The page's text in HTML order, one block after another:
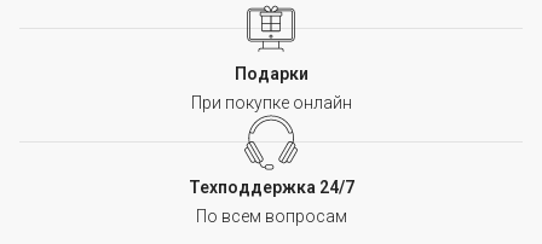
Подарки
При покупке онлайн
Техподдержка 24/7
По всем вопросам